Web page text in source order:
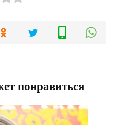
понравиться